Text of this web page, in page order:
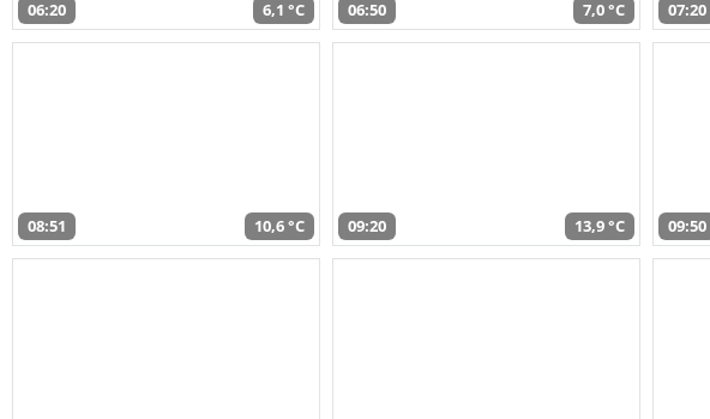
06:20 6,1 °C 06:50 7,0 °C 07:20
08:51 10,6 °C 09:20 13,9 °C 09:50